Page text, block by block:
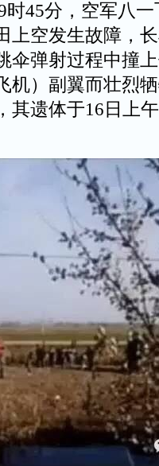
45分，空军八
上空发生故障，
伞弹射过程中撞
机）副翼而壮烈
其遗体于16日上